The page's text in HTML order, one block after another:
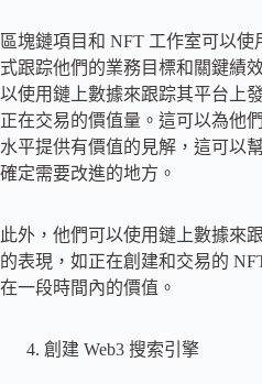
區塊鏈項目和 NFT 工作室可以使
式跟踪他們的業務目標和關鍵績
以使用鏈上數據來跟踪其平台上
正在交易的價值量。這可以為他
水平提供有價值的見解，這可以
確定需要改進的地方。
此外，他們可以使用鏈上數據來
的表現，如正在創建和交易的
在一段時間內的價值。
創建 Web3 搜索引擎